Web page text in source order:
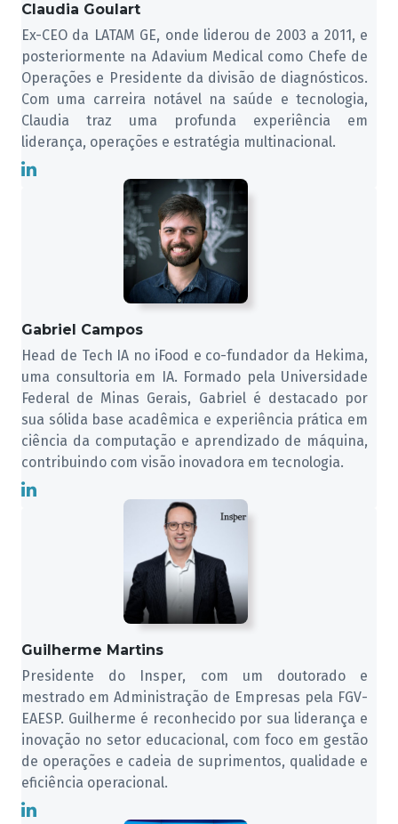
Claudia Goulart
Ex-CEO da LATAM GE, onde liderou de 2003 a 2011, e
posteriormente na Adavium Medical como Chefe de
Operações e Presidente da divisão de diagnósticos.
Com uma carreira notável na saúde e tecnologia,
Claudia traz uma profunda experiência em
liderança, operações e estratégia multinacional.
Gabriel Campos
Head de Tech IA no iFood e co-fundador da Hekima,
uma consultoria em IA. Formado pela Universidade
Federal de Minas Gerais, Gabriel é destacado por
sua sólida base acadêmica e experiência prática em
ciência da computação e aprendizado de máquina,
contribuindo com visão inovadora em tecnologia.
Guilherme Martins
Presidente do Insper, com um doutorado e
mestrado em Administração de Empresas pela FGV-
EAESP. Guilherme é reconhecido por sua liderança e
inovação no setor educacional, com foco em gestão
de operações e cadeia de suprimentos, qualidade e
eficiência operacional.